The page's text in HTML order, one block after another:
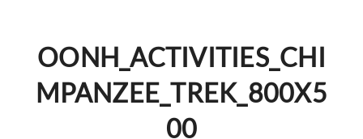
OONH_ACTIVITIES_CHI
MPANZEE_TREK_800X5
00